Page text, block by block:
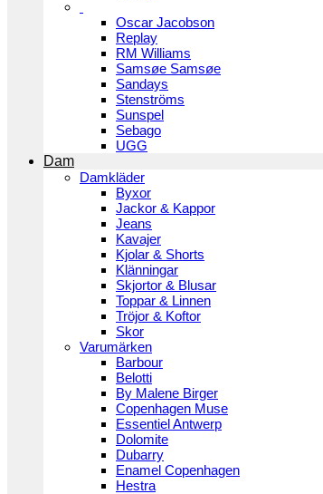
Oscar Jacobson
Replay
RM Williams
Samsøe Samsøe
Sandays
Stenströms
Sunspel
Sebago
UGG
Dam
Damkläder
Byxor
Jackor & Kappor
Jeans
Kavajer
Kjolar & Shorts
Klänningar
Skjortor & Blusar
Toppar & Linnen
Tröjor & Koftor
Skor
Varumärken
Barbour
Belotti
By Malene Birger
Copenhagen Muse
Essentiel Antwerp
Dolomite
Dubarry
Enamel Copenhagen
Hestra